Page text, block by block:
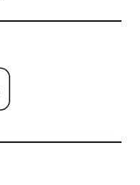
os nossos gabaritos